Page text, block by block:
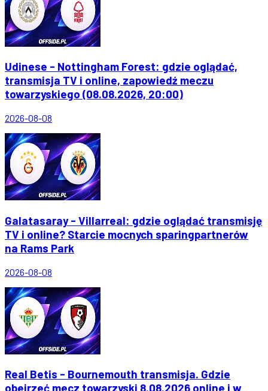
Udinese - Nottingham Forest: gdzie oglądać,
transmisja TV i online, zapowiedź meczu
towarzyskiego (08.08.2026, 20:00)
2026-08-08
Galatasaray - Villarreal: gdzie oglądać transmisję
TV i online? Starcie mocnych sparingpartnerów
na Rams Park
2026-08-08
Real Betis - Bournemouth transmisja. Gdzie
obejrzeć mecz towarzyski 8.08.2026 online i w